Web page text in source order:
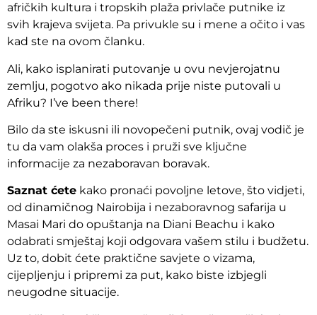
afričkih kultura i tropskih plaža privlače putnike iz
svih krajeva svijeta. Pa privukle su i mene a očito i vas
kad ste na ovom članku.
Ali, kako isplanirati putovanje u ovu nevjerojatnu
zemlju, pogotvo ako nikada prije niste putovali u
Afriku? I’ve been there!
Bilo da ste iskusni ili novopečeni putnik, ovaj vodič je
tu da vam olakša proces i pruži sve ključne
informacije za nezaboravan boravak.
Saznat ćete kako pronaći povoljne letove, što vidjeti,
od dinamičnog Nairobija i nezaboravnog safarija u
Masai Mari do opuštanja na Diani Beachu i kako
odabrati smještaj koji odgovara vašem stilu i budžetu.
Uz to, dobit ćete praktične savjete o vizama,
cijepljenju i pripremi za put, kako biste izbjegli
neugodne situacije.